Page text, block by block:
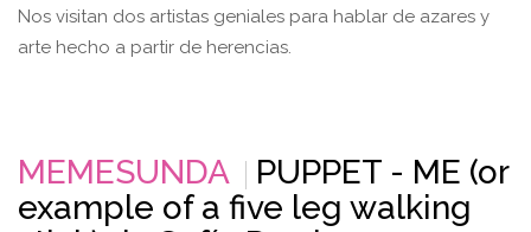
Nos visitan dos artistas geniales para hablar de azares y
arte hecho a partir de herencias.
MEMESUNDA
PUPPET - ME (or
example of a five leg walking